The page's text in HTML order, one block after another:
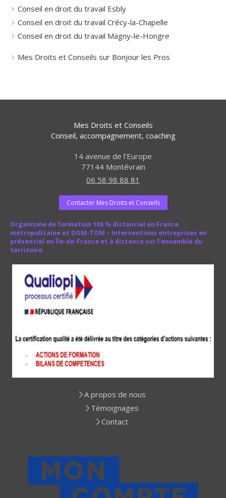
Conseil en droit du travail Esbly
Conseil en droit du travail Crécy-la-Chapelle
Conseil en droit du travail Magny-le-Hongre
Mes Droits et Conseils sur Bonjour les Pros
Mes Droits et Conseils
Conseil, accompagnement, coaching
14 avenue de l'Europe
77144 Montévrain
06 58 98 88 81
Contacter Mes Droits et Conseils
Organisme de formation 100 % distanciel en France
métropolitaine et DOM-TOM – Interventions entreprises en
présentiel en Île-de-France et à distance sur l’ensemble du
territoire.
A propos de nous
Témoignages
Contact